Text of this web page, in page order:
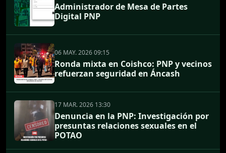
Administrador de Mesa de Partes
Digital PNP
06 MAY. 2026 09:15
Ronda mixta en Coishco: PNP y vecinos
refuerzan seguridad en Áncash
17 MAR. 2026 13:30
Denuncia en la PNP: Investigación por
presuntas relaciones sexuales en el
POTAO